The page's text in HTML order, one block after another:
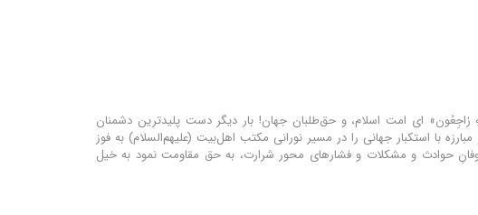
رٰاجِعُون» ای امت اسلام، و حق‌طلبان جهان! بار دیگر دست پلیدترین دشمنان
با استکبار جهانی را در مسیر نورانی مکتب اهل‌بیت (علیهم‌السلام) به فوز
حوادث و مشکلات و فشارهای محور شرارت، به حق مقاومت نمود به خیل